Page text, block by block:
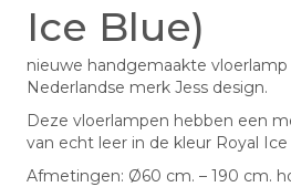
Ice Blue)
nieuwe handgemaakte
Nederlandse merk Jess design.
Deze vloerlampen hebben een
van echt leer in de kleur Royal Ice
Afmetingen: Ø60 cm. – 190 cm.